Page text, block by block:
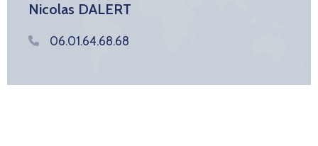
Nicolas DALERT
06.01.64.68.68